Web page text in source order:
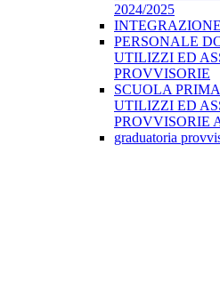
2024/2025
PERSONALE
UTILIZZI ED
PROVVISORIE
SCUOLA
UTILIZZI ED
PROVVISORIE
graduatoria